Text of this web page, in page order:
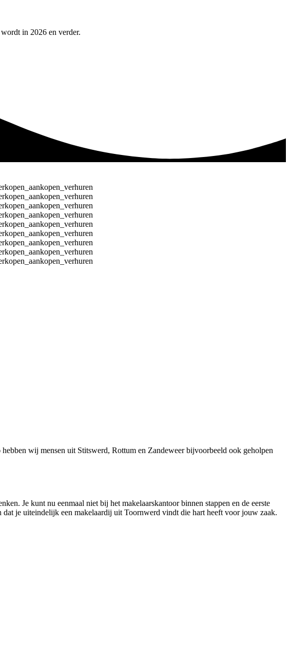
in 2026 en verder.
wij mensen uit Stitswerd, Rottum en Zandeweer bijvoorbeeld ook geholpen
Je kunt nu eenmaal niet bij het makelaarskantoor binnen stappen en de eerste
je uiteindelijk een makelaardij uit Toornwerd vindt die hart heeft voor jouw zaak.